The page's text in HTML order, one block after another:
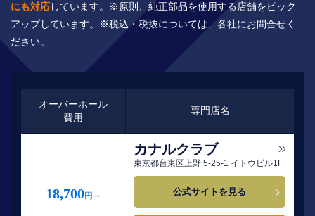
にも対応しています。※原則、純正部品を使用する店舗をピック
アップしています。※税込・税抜については、各社にお問合せく
ださい。
オーバーホール
費用
専門店名
18,700円～
カナルクラブ
東京都台東区上野 5-25-1 イトウビル1F
公式サイトを見る